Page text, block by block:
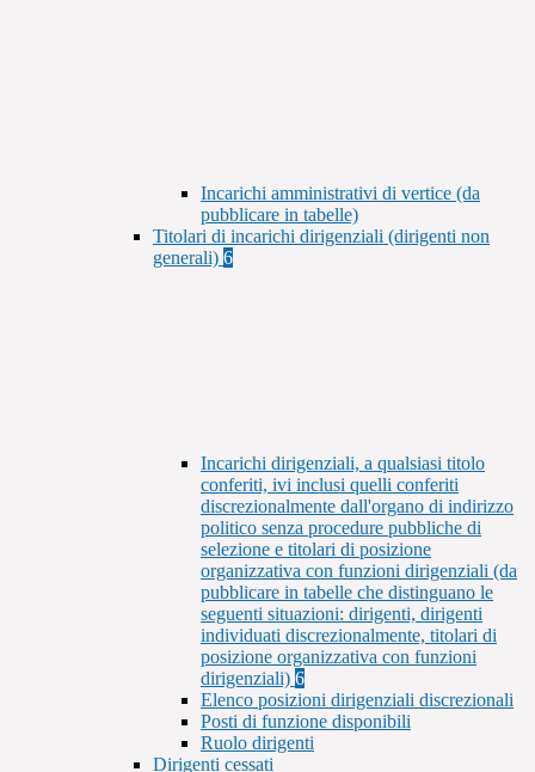
Incarichi amministrativi di vertice (da
pubblicare in tabelle)
Titolari di incarichi dirigenziali (dirigenti non
generali) 6
Incarichi dirigenziali, a qualsiasi titolo
conferiti, ivi inclusi quelli conferiti
discrezionalmente dall'organo di indirizzo
politico senza procedure pubbliche di
selezione e titolari di posizione
organizzativa con funzioni dirigenziali (da
pubblicare in tabelle che distinguano le
seguenti situazioni: dirigenti, dirigenti
individuati discrezionalmente, titolari di
posizione organizzativa con funzioni
dirigenziali) 6
Elenco posizioni dirigenziali discrezionali
Posti di funzione disponibili
Ruolo dirigenti
Dirigenti cessati